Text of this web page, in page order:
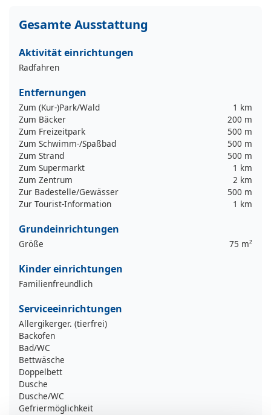
Gesamte Ausstattung
Aktivität einrichtungen
Radfahren
Entfernungen
Zum (Kur-)Park/Wald
1 km
Zum Bäcker
200 m
Zum Freizeitpark
500 m
Zum Schwimm-/Spaßbad
500 m
Zum Strand
500 m
Zum Supermarkt
1 km
Zum Zentrum
2 km
Zur Badestelle/Gewässer
500 m
Zur Tourist-Information
1 km
Grundeinrichtungen
Größe 75 m²
Kinder einrichtungen
Familienfreundlich
Serviceeinrichtungen
Allergikerger. (tierfrei)
Backofen
Bad/WC
Bettwäsche
Doppelbett
Dusche
Dusche/WC
Gefriermöglichkeit